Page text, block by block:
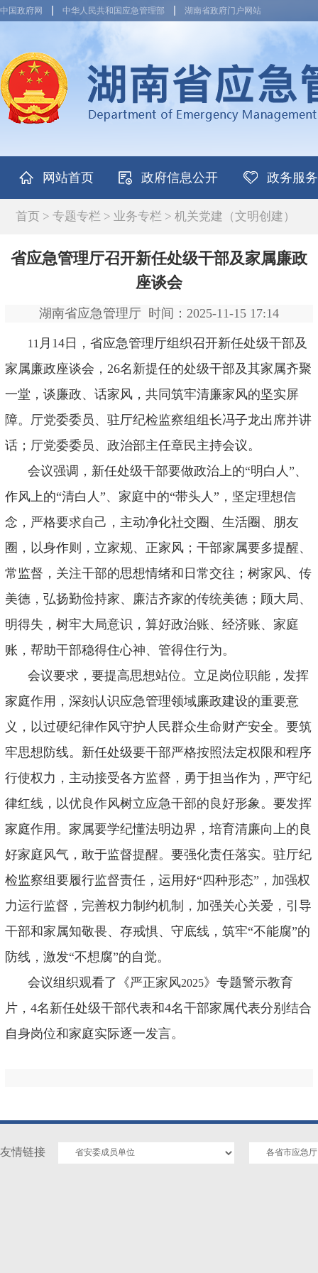
中国政府网 中华人民共和国应急管理部 湖南省政府门户网站
网站首页 政府信息公开 政务服务
首页> 专题专栏 > 业务专栏 > 机关党建（文明创建）
省应急管理厅召开新任处级干部及家属廉政
座谈会
湖南省应急管理厅 时间：2025-11-15 17:14
11 月 14 日，省应急管理厅组织召开新任处级干部及
家属廉政座谈会，26名新提任的处级干部及其家属齐聚
一堂，谈廉政、话家风，共同筑牢清廉家风的坚实屏
障。厅党委委员、驻厅纪检监察组组长冯子龙出席并讲
话；厅党委委员、政治部主任章民主持会议。
会议强调 ， 新任处级干部要做政治上的“明白人”、
作风上的“清白人”、家庭中的“带头人” ，坚定理想信
念，严格要求自己，主动净化社交圈、生活圈、朋友
圈，以身作则，立家规、正家风；干部家属要多提醒、
常监督，关注干部的思想情绪和日常交往；树家风、传
美德，弘扬勤俭持家、廉洁齐家的传统美德；顾大局、
明得失，树牢大局意识，算好政治账、经济账、家庭
账，帮助干部稳得住心神、管得住行为。
会议要求 ，要提高思想站位。立足岗位职能，发挥
家庭作用，深刻认识应急管理领域廉政建设的重要意
义，以过硬纪律作风守护人民群众生命财产安全。要筑
牢思想防线。新任处级要干部严格按照法定权限和程序
行使权力，主动接受各方监督，勇于担当作为，严守纪
律红线，以优良作风树立应急干部的良好形象。要发挥
家庭作用。家属要学纪懂法明边界，培育清廉向上的良
好家庭风气，敢于监督提醒。要强化责任落实。驻厅纪
检监察组要履行监督责任，运用好“四种形态” ，加强权
力运行监督，完善权力制约机制，加强关心关爱，引导
干部和家属知敬畏、存戒惧、守底线，筑牢“不能腐”的
防线，激发“不想腐”的自觉。
会议组织观看了《严正家风2025》专题警示教育
片，4名新任处级干部代表和4名干部家属代表分别结合
自身岗位和家庭实际逐一发言。
友情链接